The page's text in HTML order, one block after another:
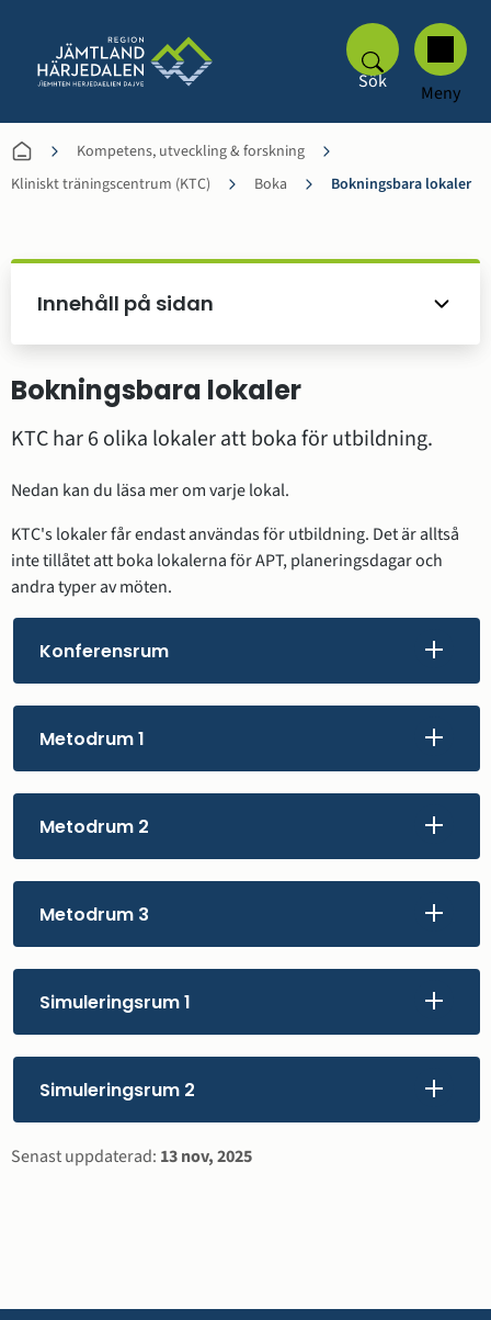
Sök Meny
Kompetens, utveckling & forskning
Kliniskt träningscentrum (KTC)
Boka Bokningsbara lokaler
Innehåll på sidan
Bokningsbara lokaler
KTC har 6 olika lokaler att boka för utbildning.
Nedan kan du läsa mer om varje lokal.
KTC's lokaler får endast användas för utbildning. Det är alltså
inte tillåtet att boka lokalerna för APT, planeringsdagar och
andra typer av möten.
Konferensrum
Metodrum 1
Metodrum 2
Metodrum 3
Simuleringsrum 1
Simuleringsrum 2
Sidinformation
Senast uppdaterad: 13 nov, 2025